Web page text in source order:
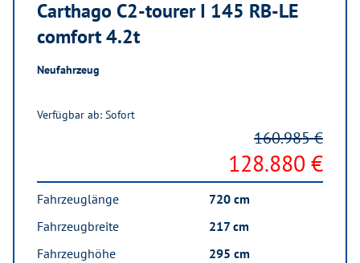
Carthago C2-tourer I 145 RB-LE
comfort 4.2t
Neufahrzeug
Verfügbar ab: Sofort
128.880 €
160.985 €
Fahrzeuglänge
720 cm
Fahrzeugbreite
217 cm
Fahrzeughöhe
295 cm